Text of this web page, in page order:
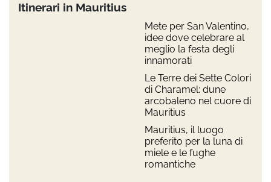
Itinerari in Mauritius
Mete per San Valentino,
idee dove celebrare al
meglio la festa degli
innamorati
Le Terre dei Sette Colori
di Charamel: dune
arcobaleno nel cuore di
Mauritius
Mauritius, il luogo
preferito per la luna di
miele e le fughe
romantiche